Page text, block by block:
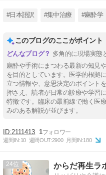
#日本語訳 #集中治療 #麻酔学
このブログのここがポイント
多角的に現場実態
麻酔や手術にまつわる最新の知見
を目的としています。医学的根拠
立つ情報や、意思決定のポイント
押さえ、読者が日常の診療や学習
特徴です。臨床の最前線で働く医
みのある解説が並びます。
2111413 1
週間IN:10 週間OUT:2900 月間IN:180
24 からだ再生ラ